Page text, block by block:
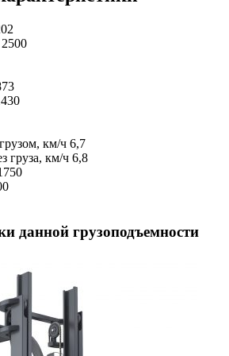
2500
км/ч 6,7
груза, км/ч 6,8
данной грузоподъемности